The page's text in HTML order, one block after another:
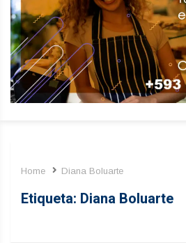
Home Diana Boluarte
Etiqueta: Diana Boluarte